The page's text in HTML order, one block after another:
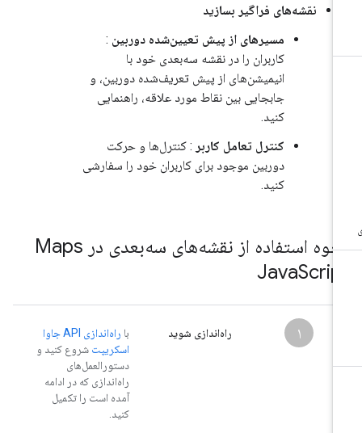
نقشه‌های فراگیر بسازید
مسیرهای از پیش تعیین‌شده دوربین :
کاربران را در نقشه سه‌بعدی خود با
انیمیشن‌های از پیش تعریف‌شده دوربین، و
جابجایی بین نقاط مورد علاقه، راهنمایی
کنید.
کنترل تعامل کاربر: کنترل‌ها و حرکت
دوربین موجود برای کاربران خود را سفارشی
کنید.
نحوه استفاده از نقشه‌های سه‌بعدی در Maps
Java
راه‌اندازی شوید
راه‌اندازی API جاوا
اسکریپت شروع کنید و
دستورالعمل‌های
راه‌اندازی که در ادامه
آمده است را تکمیل
کنید.